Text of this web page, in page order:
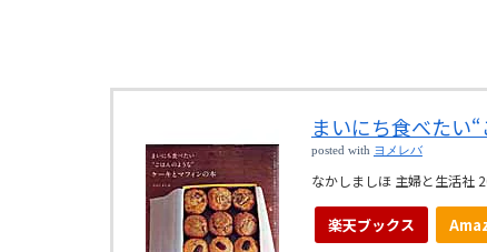
まいにち食べたい
posted with ヨメレバ
なかしましほ 主婦と生活社
楽天ブックス